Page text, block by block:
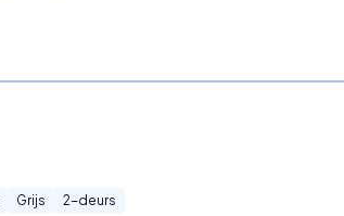
Grijs 2-deurs